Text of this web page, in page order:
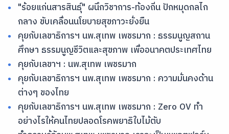
"ร้อยแก่นสารสินธุ์" ผนึกวิชาการ-ท้องถิ่น ปักหมุดกลไก
กลาง ขับเคลื่อนนโยบายสุขภาวะยั่งยืน
คุยกับเลขาธิการฯ นพ.สุเทพ เพชรมาก : ธรรมนูญสถาน
ศึกษา ธรรมนูญชีวิตและสุขภาพ เพื่ออนาคตประเทศไทย
คุยกับเลขาฯ : นพ.สุเทพ เพชรมาก
คุยกับเลขาธิการฯ นพ.สุเทพ เพชรมาก : ความมั่นคงด้าน
ต่างๆ ของไทย
คุยกับเลขาธิการฯ นพ.สุเทพ เพชรมาก : Zero OV ทำ
อย่างไรให้คนไทยปลอดโรคพยาธิใบไม้ตับ